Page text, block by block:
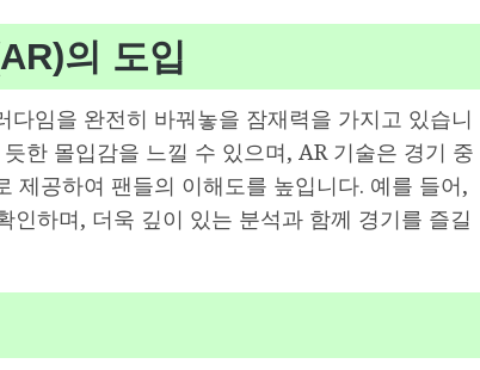
의 도입
임을 완전히 바꿔놓을 잠재력을 가지고 있습니
한 몰입감을 느낄 수 있으며, AR 기술은 경기 중
제공하여 팬들의 이해도를 높입니다. 예를 들어,
하며, 더욱 깊이 있는 분석과 함께 경기를 즐길